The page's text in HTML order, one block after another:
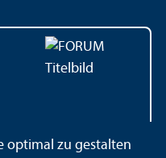
optimal zu gestalten